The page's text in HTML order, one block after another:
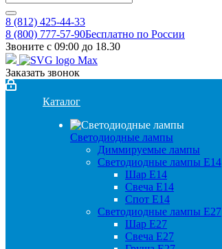
8 (812) 425-44-33
8 (800) 777-57-90Бесплатно по России
Звоните с 09:00 до 18.30
Заказать звонок
Каталог
Светодиодные лампы
Диммируемые лампы
Светодиодные лампы Е14
Шар Е14
Свеча Е14
Спот Е14
Светодиодные лампы Е27
Шар Е27
Свеча Е27